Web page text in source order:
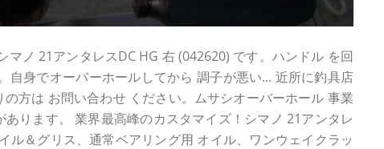
マノ 21アンタレスDC HG 右 (042620) です。ハンドル を回
自身でオーバーホールしてから 調子が悪い... 近所に釣具店
方は お問い合わせ ください。ムサシオーバーホール 事業
ります。 業界最高峰のカスタマイズ！シマノ 21アンタレ
ル＆グリス、通常ベアリング用 オイル、ワンウェイクラッ